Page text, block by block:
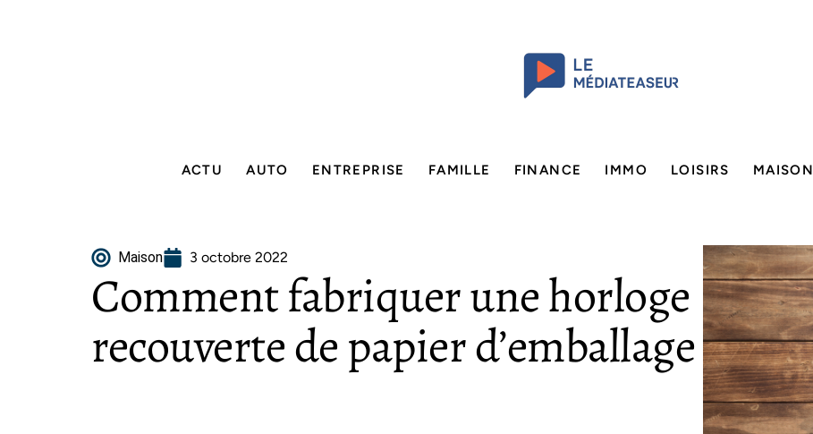
ACTU AUTO ENTREPRISE FAMILLE FINANCE IMMO LOISIRS MAISON
Maison 3 octobre 2022
Comment fabriquer une horloge
recouverte de papier d’emballage